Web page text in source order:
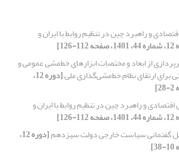
و راهبرد چین در تنظیم روابط با ایران و
126]
از ابعاد و مختصات ابزارهای خط‌مشی عمومی و
برای ارتقای نظام خط‌مشی‌گذاری ملی [دوره 12،
و راهبرد چین در تنظیم روابط با ایران و
126]
گفتمانی سیاست خارجی دولت سیزدهم [دوره 12،